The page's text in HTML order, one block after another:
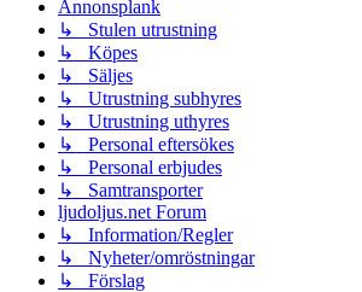
Annonsplank
↳ Stulen utrustning
↳ Köpes
↳ Säljes
↳ Utrustning subhyres
↳ Utrustning uthyres
↳ Personal eftersökes
↳ Personal erbjudes
↳ Samtransporter
ljudoljus.net Forum
↳ Information/Regler
↳ Nyheter/omröstningar
↳ Förslag